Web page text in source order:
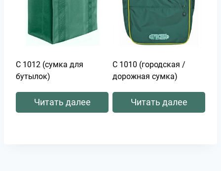
С 1012 (сумка для
бутылок)
Читать далее
С 1010 (городская /
дорожная сумка)
Читать далее